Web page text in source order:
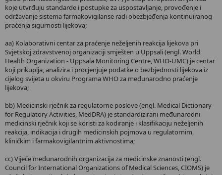
koje utvrđuju standarde i postupke za uspostavljanje, provođenje i
održavanje sistema farmakovigilanse radi obezbjeđenja kontinuiranog
praćenja sigurnosti lijekova;
aa) Kolaborativni centar za praćenje neželjenih reakcija lijekova pri
Svjetskoj zdravstvenoj organizaciji smješten u Uppsali (engl. World
Health Organization - Uppsala Monitoring Centre, WHO-UMC) je centar
koji prikuplja, analizira i procjenjuje podatke o bezbjednosti lijekova iz
cijelog svijeta u okviru Programa WHO za međunarodno praćenje
lijekova;
bb) Medicinski rječnik za regulatorne poslove (engl. Medical Dictionary
for Regulatory Activities, MedDRA) je standardizirani međunarodni
medicinski rječnik koji se koristi za kodiranje i klasifikaciju neželjenih
reakcija, indikacija i drugih medicinskih pojmova u regulatornim,
kliničkim i farmakovigilantnim aktivnostima;
cc) Vijeće međunarodnih organizacija za medicinske znanosti (engl.
Council for International Organizations of Medical Sciences, CIOMS) je